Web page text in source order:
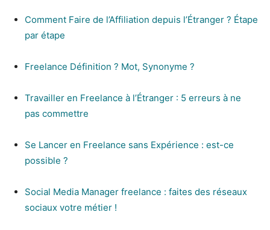
Comment Faire de l’Affiliation depuis l’Étranger ? Étape
par étape
Freelance Définition ? Mot, Synonyme ?
Travailler en Freelance à l’Étranger : 5 erreurs à ne
pas commettre
Se Lancer en Freelance sans Expérience : est-ce
possible ?
Social Media Manager freelance : faites des réseaux
sociaux votre métier !